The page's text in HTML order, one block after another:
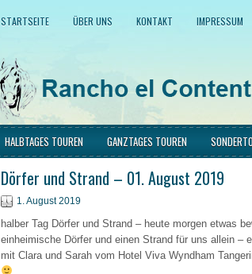
STARTSEITE ÜBER UNS KONTAKT IMPRESSUM
HALBTAGES TOUREN GANZTAGES TOUREN
Dörfer und Strand – 01. August 2019
1. August 2019
halber Tag Dörfer und Strand – heute morgen etwas
einheimische Dörfer und einen Strand für uns allein –
mit Clara und Sarah vom Hotel Viva Wyndham